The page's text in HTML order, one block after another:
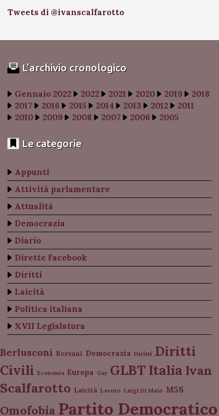
Tweets di @ivanscalfarotto
L’archivio cronologico
Gennaio 2022 2022 2021 2020 2019
2018
2017
2016 2015 2014 2013 2012
2011
2010
2009 2008 2007 2006 2005
Le categorie
Appunti
Attività parlamentare
Attualità
Democrazia
Diario
Dirette Facebook
Diritti
Laicità
Politica italiana
XVII Legislatura
Berlusconi Bersani Democrazia Diritti Diritti
Civili Economia Europa Gay GLBT Italia Ivan
Scalfarotto Laicità Lavoro Luigi Di Maio M5S
Omofobia Partito Democratico